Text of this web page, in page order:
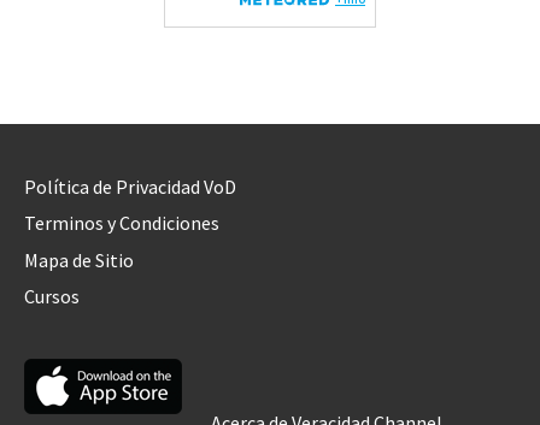
Política de Privacidad VoD
Terminos y Condiciones
Mapa de Sitio
Cursos